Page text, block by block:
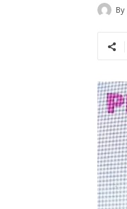
By